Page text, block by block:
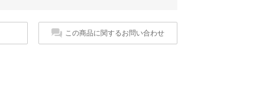
この商品に関するお問い合わせ